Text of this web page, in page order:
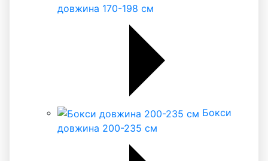
довжина 170-198 см
Бокси
довжина 200-235 см